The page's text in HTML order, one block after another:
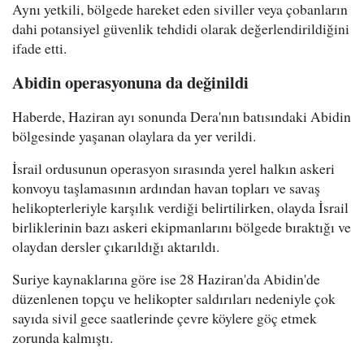
Aynı yetkili, bölgede hareket eden siviller veya çobanların
dahi potansiyel güvenlik tehdidi olarak değerlendirildiğini
ifade etti.
Abidin operasyonuna da değinildi
Haberde, Haziran ayı sonunda Dera'nın batısındaki Abidin
bölgesinde yaşanan olaylara da yer verildi.
İsrail ordusunun operasyon sırasında yerel halkın askeri
konvoyu taşlamasının ardından havan topları ve savaş
helikopterleriyle karşılık verdiği belirtilirken, olayda İsrail
birliklerinin bazı askeri ekipmanlarını bölgede bıraktığı ve
olaydan dersler çıkarıldığı aktarıldı.
Suriye kaynaklarına göre ise 28 Haziran'da Abidin'de
düzenlenen topçu ve helikopter saldırıları nedeniyle çok
sayıda sivil gece saatlerinde çevre köylere göç etmek
zorunda kalmıştı.